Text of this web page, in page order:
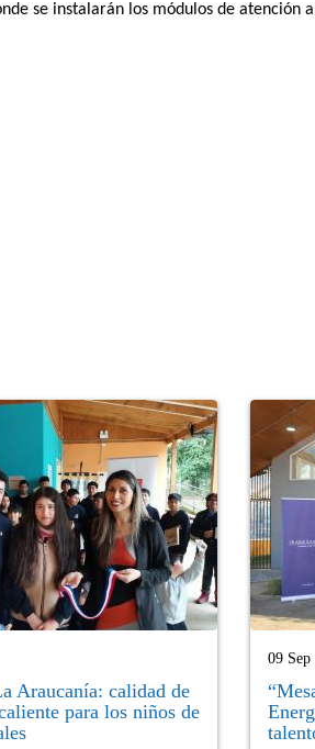
se instalarán los módulos de atención
Araucanía: calidad de
para los niños de
09 Sep